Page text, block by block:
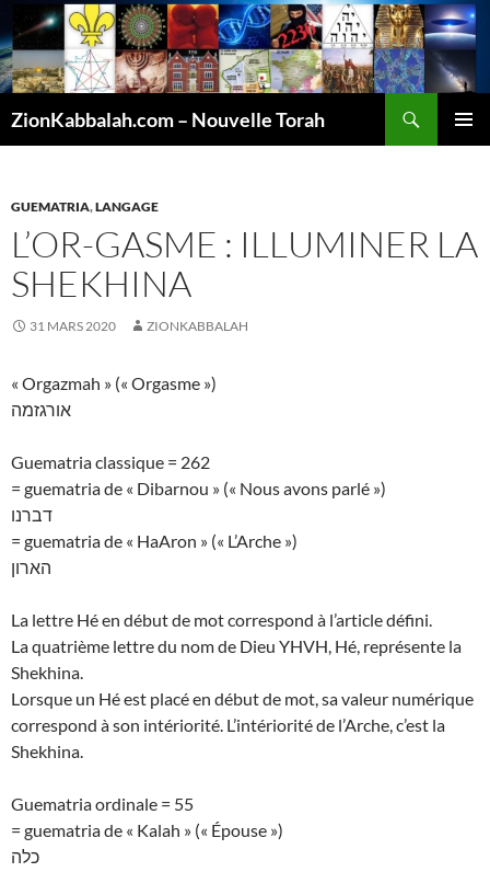
ZionKabbalah.com – Nouvelle Torah
GUEMATRIA,LANGAGE
L’OR-GASME : ILLUMINER LA
SHEKHINA
31 MARS 2020 ZIONKABBALAH
« Orgazmah » (« Orgasme »)
אורגזמה
Guematria classique = 262
= guematria de « Dibarnou » (« Nous avons parlé »)
דברנו
= guematria de « HaAron » (« L’Arche »)
הארון
La lettre Hé en début de mot correspond à l’article défini.
La quatrième lettre du nom de Dieu YHVH, Hé, représente la
Shekhina.
Lorsque un Hé est placé en début de mot, sa valeur numérique
correspond à son intériorité. L’intériorité de l’Arche, c’est la
Shekhina.
Guematria ordinale = 55
= guematria de « Kalah » (« Épouse »)
כלה